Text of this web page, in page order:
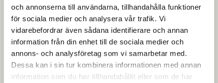
och annonserna till användarna, tillhandahålla funktioner
för sociala medier och analysera vår trafik. Vi
vidarebefordrar även sådana identifierare och annan
information från din enhet till de sociala medier och
annons- och analysföretag som vi samarbetar med.
Dessa kan i sin tur kombinera informationen med annan
information som du har tillhandahållit eller som de har
The Range
Golfcoacher
På The National möts människor för att spela golf
på banor i toppklass. För att utvecklas på en av
Europas bästa tränings-anläggningar. För middag,
ett glas, eller en konferens i klubbhuset. För att
runda av, varva ned eller växla upp. För nya
möjligheter till oslagbara möten. Varje dag.